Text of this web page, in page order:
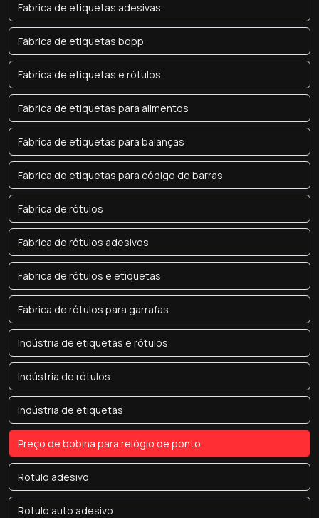
Fabrica de etiquetas adesivas
Fábrica de etiquetas bopp
Fábrica de etiquetas e rótulos
Fábrica de etiquetas para alimentos
Fábrica de etiquetas para balanças
Fábrica de etiquetas para código de barras
Fábrica de rótulos
Fábrica de rótulos adesivos
Fábrica de rótulos e etiquetas
Fábrica de rótulos para garrafas
Indústria de etiquetas e rótulos
Indústria de rótulos
Indústria de etiquetas
Preço de bobina para relógio de ponto
Rotulo adesivo
Rotulo auto adesivo